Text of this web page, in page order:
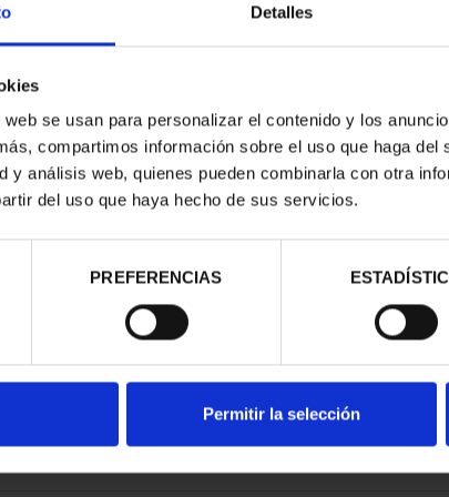
Detalles
se usan para personalizar el contenido y los
compartimos información sobre el uso que haga del
y análisis web, quienes pueden combinarla con otra
del uso que haya hecho de sus servicios.
PREFERENCIAS
Permitir la selección
HERITAGE II -
OF M...